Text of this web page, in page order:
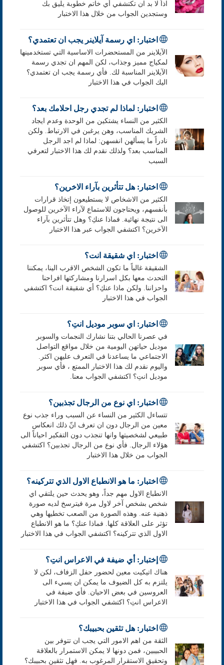
اذاً لا بد ان تكتشفي أي خاتم خطوبة يليق بك
وستجدين الجواب من خلال هذا الاختبار
اختبار: اي رسمة آيلاينر يجب ان تعتمدي؟
الآيلاينر من المستحضرات الاساسية التي تستخدمينها
لمكياج مميز وجذاب، لكن المهم ان تجدي رسمة
الآيلاينر المناسبة لك. فأي رسمة يجب ان تعتمدي؟
اليك الجواب في هذا الاختبار
اختبار: لماذا لم تجدي رجل احلامك بعد؟
الكثير من النساء يشتكين من الوحدة وعدم ايجاد
الشريك المناسب، وهن يرغبن في الارتباط. ولكن
نادراً ما يسألهن انفسهن: لماذا لم اجد الرجل
المناسب بعد؟ ولذلك نقدم لك هذا الاختبار لتعرفي
السبب
اختبار: هل تتأثرين بآراء الاخرين؟
الكثير من الاشخاص لا يستطيعون إتخاذ قرارات
بأنفسهم، ويحتاجون للاستماع لآراء الآخرين للوصول
الى نتيجة نهائية. فماذا عنكِ؟ وهل تتأثرين بآراء
الآخرين؟ اكتشفي الجواب عبر هذا الاختبار
اختبار: اي شقيقة انت؟
الشقيقة غالباً ما تكون الشخص الاقرب الينا، يمكننا
التحدث معها بكل اسرارنا ومشاركتها افراحنا
واحزاننا. ولكن ماذا عنكِ؟ أي شقيقة انت؟ اكتشفي
الجواب في هذا الاختبار
اختبار: اي سوبر موديل انتِ؟
في عصرنا الحالي بتنا نشارك النجمات والسوبر
موديل حياتهن اليومية من خلال مواقع التواصل
الاجتماعي ما يساعدنا في التعرف عليهن اكثر.
واليوم نقدم لك هذا الاختبار الممتع ، فأي سوبر
موديل انتِ؟ اكتشفي الجواب معنا.
اختبار: اي نوع من الرجال تجذبين؟
تتساءل الكثير من النساء عن السبب وراء جذب نوع
معين من الرجال دون ان تعرف انّ ذلك انعكاس
طبيعي لشخصيتها وانها تنجذب دون التفكير احياناً الى
هؤلاء الرجال. فأي نوع من الرجال تجذبين؟ اكتشفي
الجواب من خلال هذا الاختبار
اختبار: ما هو الانطباع الاول الذي تتركينه؟
الانطباع الاول مهم جداً، وهو يحدث حين يلتقي اي
شخص بشخص آخر لاول مرة فيترسخ لديه صورة
ذهنية عنه. وهذه الصورة من الصعب تخطيها وهي
تؤثر على العلاقة كلها. فماذا عنكِ؟ ما هو الانطباع
الاول الذي تتركينه؟ اكتشفي الجواب في هذا الاختبار
إختبار: أي ضيفة في الاعراس انتِ؟
هناك اتيكيت معين لحضور حفل الزفاف، لكن لا
يلتزم به كل الضيوف ما يمكن ان يسيء الى
العروسين في بعض الاحيان. فأي ضيفة في
الاعراس انتِ؟ اكتشفي الجواب في هذا الاختبار
اختبار: هل تثقين بحبيبك؟
الثقة من اهم الامور التي يجب ان تتوفر بين
الحبيبين، فمن دونها لا يمكن الاستمرار بالعلاقة
وتحقيق الاستقرار المرغوب به. فهل تثقين بحبيبك؟